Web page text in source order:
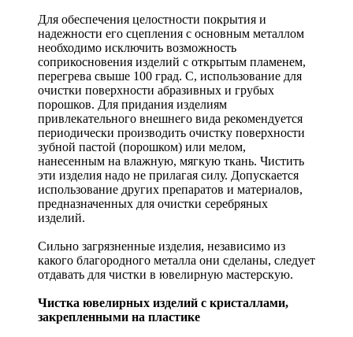
Для обеспечения целостности покрытия и
надежности его сцепления с основным металлом
необходимо исключить возможность
соприкосновения изделий с открытым пламенем,
перегрева свыше 100 град. С, использование для
очистки поверхности абразивных и грубых
порошков. Для придания изделиям
привлекательного внешнего вида рекомендуется
периодически производить очистку поверхности
зубной пастой (порошком) или мелом,
нанесенным на влажную, мягкую ткань. Чистить
эти изделия надо не прилагая силу. Допускается
использование других препаратов и материалов,
предназначенных для очистки серебряных
изделий.
Сильно загрязненные изделия, независимо из
какого благородного металла они сделаны, следует
отдавать для чистки в ювелирную мастерскую.
Чистка ювелирных изделий с кристаллами,
закрепленными на пластике